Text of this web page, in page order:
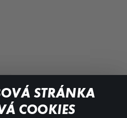
STRÁNKA
COOKIES